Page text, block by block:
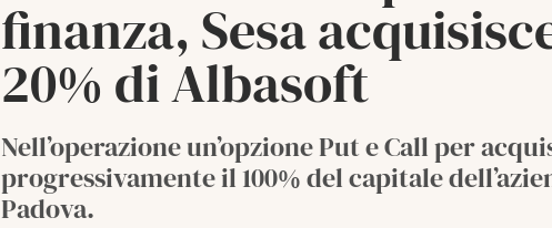
finanza, Sesa
20% di Albasoft
Nell’operazione un’opzione Put e Call per
progressivamente il 100% del capitale
Padova.